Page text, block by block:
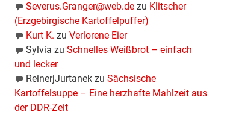
Severus.Granger@web.dezu Klitscher
(Erzgebirgische Kartoffelpuffer)
Kurt K. zu Verlorene Eier
Sylvia zu Schnelles Weißbrot – einfach
und lecker
ReinerjJurtanekzu Sächsische
Kartoffelsuppe – Eine herzhafte Mahlzeit aus
der DDR-Zeit